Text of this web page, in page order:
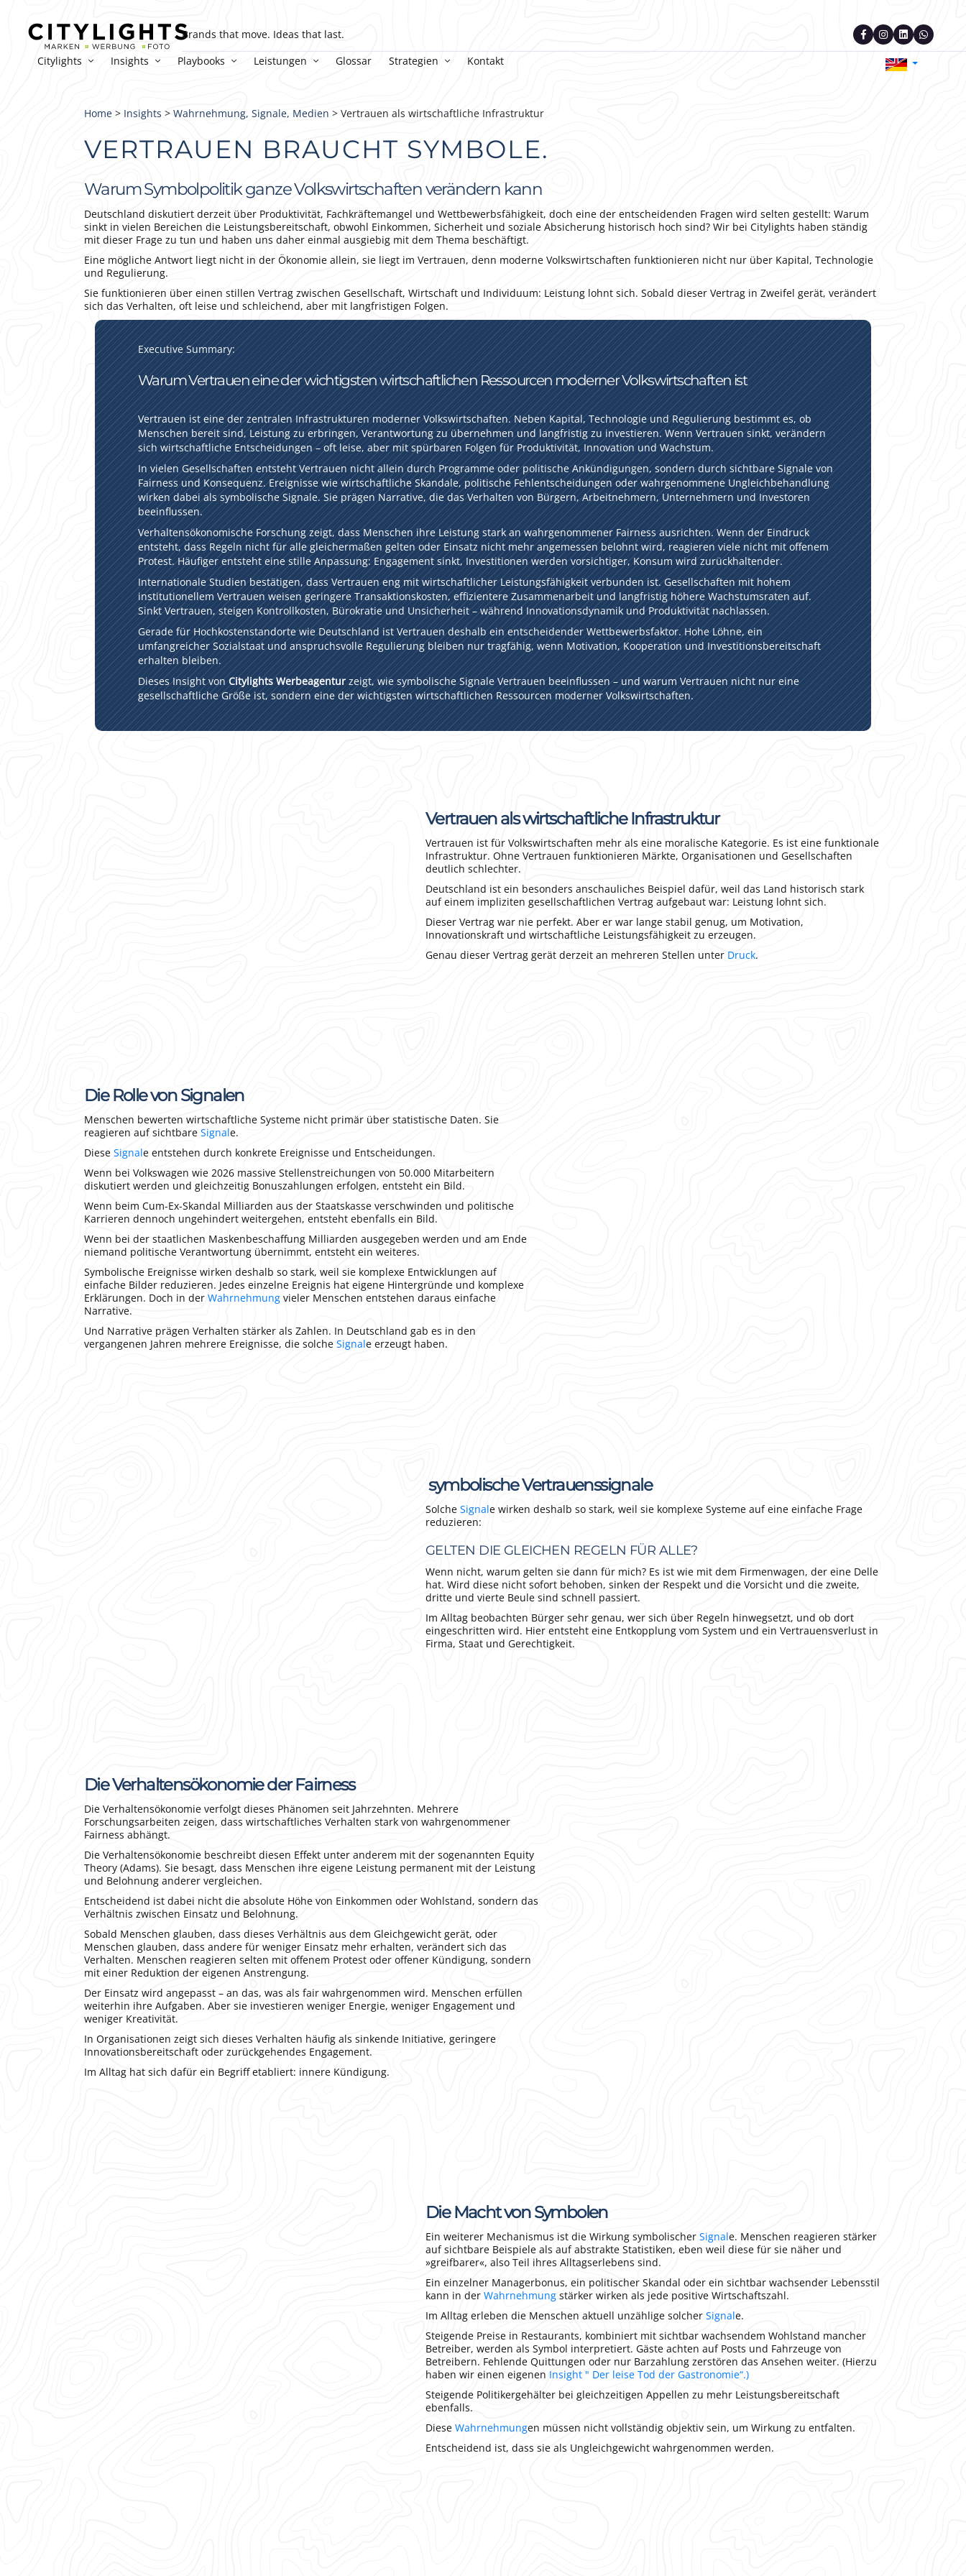
Brands that move. Ideas that last.
Citylights
Insights Playbooks Leistungen Glossar Strategien Kontakt
Home > Insights > Wahrnehmung, Signale, Medien > Vertrauen als wirtschaftliche Infrastruktur
VERTRAUEN BRAUCHT SYMBOLE.
Warum Symbolpolitik ganze Volkswirtschaften verändern kann
Deutschland diskutiert derzeit über Produktivität, Fachkräftemangel und Wettbewerbsfähigkeit, doch eine der entscheidenden Fragen wird selten gestellt: Warum
sinkt in vielen Bereichen die Leistungsbereitschaft, obwohl Einkommen, Sicherheit und soziale Absicherung historisch hoch sind? Wir bei Citylights haben ständig
mit dieser Frage zu tun und haben uns daher einmal ausgiebig mit dem Thema beschäftigt.
Eine mögliche Antwort liegt nicht in der Ökonomie allein, sie liegt im Vertrauen, denn moderne Volkswirtschaften funktionieren nicht nur über Kapital, Technologie
und Regulierung.
Sie funktionieren über einen stillen Vertrag zwischen Gesellschaft, Wirtschaft und Individuum: Leistung lohnt sich. Sobald dieser Vertrag in Zweifel gerät, verändert
sich das Verhalten, oft leise und schleichend, aber mit langfristigen Folgen.
Executive Summary:
Warum Vertrauen eine der wichtigsten wirtschaftlichen Ressourcen moderner Volkswirtschaften ist
Vertrauen ist eine der zentralen Infrastrukturen moderner Volkswirtschaften. Neben Kapital, Technologie und Regulierung bestimmt es, ob
Menschen bereit sind, Leistung zu erbringen, Verantwortung zu übernehmen und langfristig zu investieren. Wenn Vertrauen sinkt, verändern
sich wirtschaftliche Entscheidungen – oft leise, aber mit spürbaren Folgen für Produktivität, Innovation und Wachstum.
In vielen Gesellschaften entsteht Vertrauen nicht allein durch Programme oder politische Ankündigungen, sondern durch sichtbare Signale von
Fairness und Konsequenz. Ereignisse wie wirtschaftliche Skandale, politische Fehlentscheidungen oder wahrgenommene Ungleichbehandlung
wirken dabei als symbolische Signale. Sie prägen Narrative, die das Verhalten von Bürgern, Arbeitnehmern, Unternehmern und Investoren
beeinflussen.
Verhaltensökonomische Forschung zeigt, dass Menschen ihre Leistung stark an wahrgenommener Fairness ausrichten. Wenn der Eindruck
entsteht, dass Regeln nicht für alle gleichermaßen gelten oder Einsatz nicht mehr angemessen belohnt wird, reagieren viele nicht mit offenem
Protest. Häufiger entsteht eine stille Anpassung: Engagement sinkt, Investitionen werden vorsichtiger, Konsum wird zurückhaltender.
Internationale Studien bestätigen, dass Vertrauen eng mit wirtschaftlicher Leistungsfähigkeit verbunden ist. Gesellschaften mit hohem
institutionellem Vertrauen weisen geringere Transaktionskosten, effizientere Zusammenarbeit und langfristig höhere Wachstumsraten auf.
Sinkt Vertrauen, steigen Kontrollkosten, Bürokratie und Unsicherheit – während Innovationsdynamik und Produktivität nachlassen.
Gerade für Hochkostenstandorte wie Deutschland ist Vertrauen deshalb ein entscheidender Wettbewerbsfaktor. Hohe Löhne, ein
umfangreicher Sozialstaat und anspruchsvolle Regulierung bleiben nur tragfähig, wenn Motivation, Kooperation und Investitionsbereitschaft
erhalten bleiben.
Dieses Insight von Citylights Werbeagenturzeigt, wie symbolische Signale Vertrauen beeinflussen – und warum Vertrauen nicht nur eine
gesellschaftliche Größe ist, sondern eine der wichtigsten wirtschaftlichen Ressourcen moderner Volkswirtschaften.
Vertrauen als wirtschaftliche Infrastruktur
Vertrauen ist für Volkswirtschaften mehr als eine moralische Kategorie. Es ist eine funktionale
Infrastruktur. Ohne Vertrauen funktionieren Märkte, Organisationen und Gesellschaften
deutlich schlechter.
Deutschland ist ein besonders anschauliches Beispiel dafür, weil das Land historisch stark
auf einem impliziten gesellschaftlichen Vertrag aufgebaut war: Leistung lohnt sich.
Dieser Vertrag war nie perfekt. Aber er war lange stabil genug, um Motivation,
Innovationskraft und wirtschaftliche Leistungsfähigkeit zu erzeugen.
Genau dieser Vertrag gerät derzeit an mehreren Stellen unter Druck.
Die Rolle von Signalen
Menschen bewerten wirtschaftliche Systeme nicht primär über statistische Daten. Sie
reagieren auf sichtbare Signale.
Diese Signale entstehen durch konkrete Ereignisse und Entscheidungen.
Wenn bei Volkswagen wie 2026 massive Stellenstreichungen von 50.000 Mitarbeitern
diskutiert werden und gleichzeitig Bonuszahlungen erfolgen, entsteht ein Bild.
Wenn beim Cum-Ex-Skandal Milliarden aus der Staatskasse verschwinden und politische
Karrieren dennoch ungehindert weitergehen, entsteht ebenfalls ein Bild.
Wenn bei der staatlichen Maskenbeschaffung Milliarden ausgegeben werden und am Ende
niemand politische Verantwortung übernimmt, entsteht ein weiteres.
Symbolische Ereignisse wirken deshalb so stark, weil sie komplexe Entwicklungen auf
einfache Bilder reduzieren. Jedes einzelne Ereignis hat eigene Hintergründe und komplexe
Erklärungen. Doch in der Wahrnehmung vieler Menschen entstehen daraus einfache
Narrative.
Und Narrative prägen Verhalten stärker als Zahlen. In Deutschland gab es in den
vergangenen Jahren mehrere Ereignisse, die solche Signale erzeugt haben.
symbolische Vertrauenssignale
Solche Signale wirken deshalb so stark, weil sie komplexe Systeme auf eine einfache Frage
reduzieren:
GELTEN DIE GLEICHEN REGELN FÜR ALLE?
Wenn nicht, warum gelten sie dann für mich? Es ist wie mit dem Firmenwagen, der eine Delle
hat. Wird diese nicht sofort behoben, sinken der Respekt und die Vorsicht und die zweite,
dritte und vierte Beule sind schnell passiert.
Im Alltag beobachten Bürger sehr genau, wer sich über Regeln hinwegsetzt, und ob dort
eingeschritten wird. Hier entsteht eine Entkopplung vom System und ein Vertrauensverlust in
Firma, Staat und Gerechtigkeit.
Die Verhaltensökonomie der Fairness
Die Verhaltensökonomie verfolgt dieses Phänomen seit Jahrzehnten. Mehrere
Forschungsarbeiten zeigen, dass wirtschaftliches Verhalten stark von wahrgenommener
Fairness abhängt.
Die Verhaltensökonomie beschreibt diesen Effekt unter anderem mit der sogenannten Equity
Theory (Adams). Sie besagt, dass Menschen ihre eigene Leistung permanent mit der Leistung
und Belohnung anderer vergleichen.
Entscheidend ist dabei nicht die absolute Höhe von Einkommen oder Wohlstand, sondern das
Verhältnis zwischen Einsatz und Belohnung.
Sobald Menschen glauben, dass dieses Verhältnis aus dem Gleichgewicht gerät, oder
Menschen glauben, dass andere für weniger Einsatz mehr erhalten, verändert sich das
Verhalten. Menschen reagieren selten mit offenem Protest oder offener Kündigung, sondern
mit einer Reduktion der eigenen Anstrengung.
Der Einsatz wird angepasst – an das, was als fair wahrgenommen wird. Menschen erfüllen
weiterhin ihre Aufgaben. Aber sie investieren weniger Energie, weniger Engagement und
weniger Kreativität.
In Organisationen zeigt sich dieses Verhalten häufig als sinkende Initiative, geringere
Innovationsbereitschaft oder zurückgehendes Engagement.
Im Alltag hat sich dafür ein Begriff etabliert: innere Kündigung.
Die Macht von Symbolen
Ein weiterer Mechanismus ist die Wirkung symbolischer Signale. Menschen reagieren stärker
auf sichtbare Beispiele als auf abstrakte Statistiken, eben weil diese für sie näher und
»greifbarer«, also Teil ihres Alltagserlebens sind.
Ein einzelner Managerbonus, ein politischer Skandal oder ein sichtbar wachsender Lebensstil
kann in der Wahrnehmung stärker wirken als jede positive Wirtschaftszahl.
Im Alltag erleben die Menschen aktuell unzählige solcher Signale.
Steigende Preise in Restaurants, kombiniert mit sichtbar wachsendem Wohlstand mancher
Betreiber, werden als Symbol interpretiert. Gäste achten auf Posts und Fahrzeuge von
Betreibern. Fehlende Quittungen oder nur Barzahlung zerstören das Ansehen weiter. (Hierzu
haben wir einen eigenen Insight " Der leise Tod der Gastronomie“.)
Steigende Politikergehälter bei gleichzeitigen Appellen zu mehr Leistungsbereitschaft
ebenfalls.
Diese Wahrnehmungen müssen nicht vollständig objektiv sein, um Wirkung zu entfalten.
Entscheidend ist, dass sie als Ungleichgewicht wahrgenommen werden.